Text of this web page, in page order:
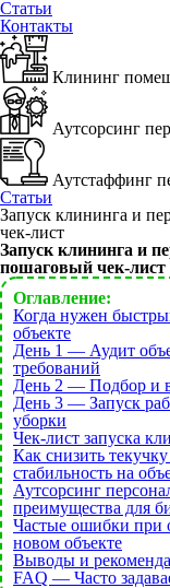
Статьи
Контакты
Клининг
Аутсорсинг
Аутстаффинг
Статьи
Запуск клининга и
чек-лист
Запуск клининга и
пошаговый чек-лист
Оглавление:
Когда нужен
объекте
День 1 — Аудит
требований
День 2 — Подбор и
День 3 — Запуск
уборки
Чек-лист запуска
Как снизить
стабильность на
Аутсорсинг
преимущества для
Частые ошибки при
новом объекте
Выводы и
FAQ — Часто